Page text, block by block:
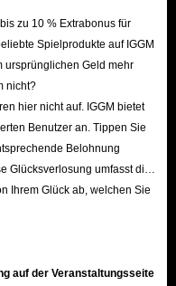
sich nicht zu sehr darauf,
da Sie oft mehr Geld
Geschäftsmodellen Geld
der Hauptgeschichte, aber
müssen bei Ray's
die Mission für dein erstes
solltest du einen Anruf
zu 10 % Extrabonus für
Spielprodukte auf IGGM
ursprünglichen Geld mehr
nicht?
hier nicht auf. IGGM bietet
Benutzer an. Tippen Sie
Belohnung
Glücksverlosung umfasst die
Ihrem Glück ab, welchen Sie
auf der Veranstaltungsseite